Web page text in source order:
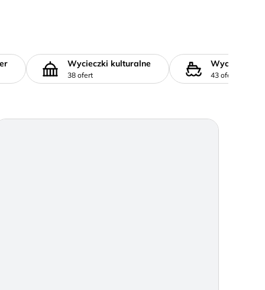
Wycieczki kulturalne
38 ofert
Wycieczki
43 oferty